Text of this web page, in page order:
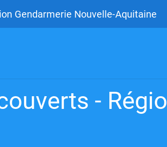
Gendarmerie Nouvelle-Aquitaine
-